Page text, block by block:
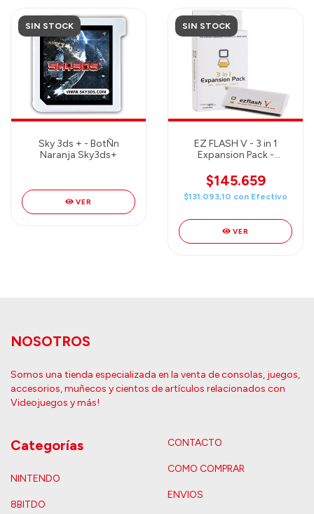
SIN STOCK
Sky 3ds + - BotÑn
Naranja Sky3ds+
VER
SIN STOCK
EZ FLASH V - 3 in 1
Expansion Pack -
Nintendo DS)
$145.659
$131.093,10 con Efectivo
VER
NOSOTROS
Somos una tienda especializada en la venta de consolas, juegos,
accesorios, muñecos y cientos de artículos relacionados con
Videojuegos y más!
Categorías
NINTENDO
8BITDO
CONTACTO
COMO COMPRAR
ENVIOS